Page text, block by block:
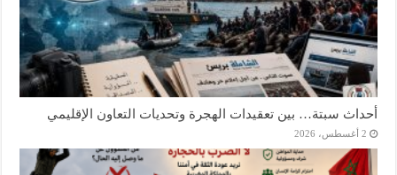
أحداث سبتة… بين تعقيدات الهجرة وتحديات التعاون الإقليمي
2 أغسطس، 2026